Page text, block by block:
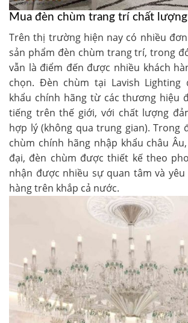
Mua đèn chùm trang trí chất lượng
Trên thị trường hiện nay có nhiều
sản phẩm đèn chùm trang trí, trong
vẫn là điểm đến được nhiều khách
chọn. Đèn chùm tại Lavish Lighting
khẩu chính hãng từ các thương hiệu
tiếng trên thế giới, với chất lượng
hợp lý (không qua trung gian). Trong
chùm chính hãng nhập khẩu châu
đại, đèn chùm được thiết kế theo
nhận được nhiều sự quan tâm và yêu
hàng trên khắp cả nước.